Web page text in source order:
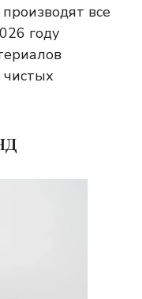
все
году
чистых